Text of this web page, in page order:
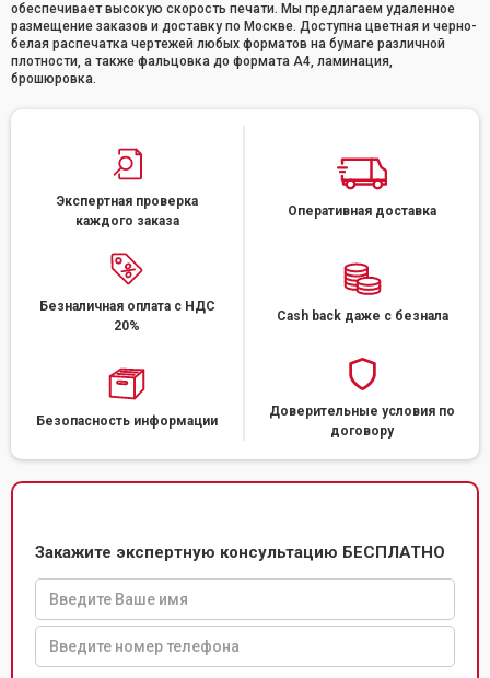
обеспечивает высокую скорость печати. Мы предлагаем удаленное
размещение заказов и доставку по Москве. Доступна цветная и черно-
белая распечатка чертежей любых форматов на бумаге различной
плотности, а также фальцовка до формата А4, ламинация,
брошюровка.
Экспертная проверка
каждого заказа
Оперативная доставка
Безналичная оплата с НДС
20%
Cash back даже с безнала
Безопасность информации
Доверительные условия по
договору
Закажите экспертную консультацию БЕСПЛАТНО